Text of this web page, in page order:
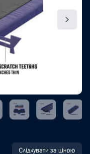
Слідкувати за ціною